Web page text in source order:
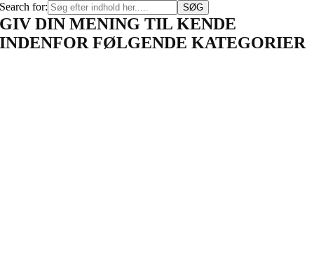
Search for:
GIV DIN MENING TIL KENDE
INDENFOR FØLGENDE KATEGORIER